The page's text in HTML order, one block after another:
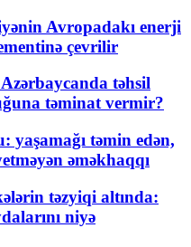
Avropadakı enerji
çevrilir
təhsil
təminat vermir?
yaşamağı təmin edən,
əməkhaqqı
təzyiqi altında:
niyə